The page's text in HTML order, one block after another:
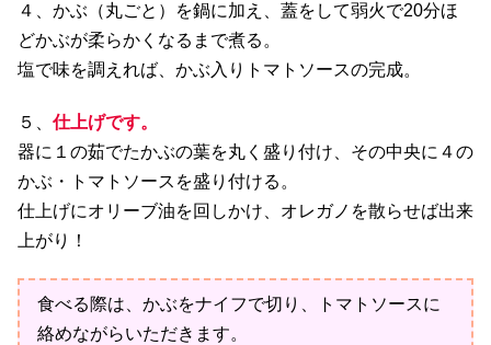
４、かぶ（丸ごと）を鍋に加え、蓋をして弱火で20分ほ
どかぶが柔らかくなるまで煮る。
塩で味を調えれば、かぶ入りトマトソースの完成。
５、 仕上げです。
器に１の茹でたかぶの葉を丸く盛り付け、その中央に４の
かぶ・トマトソースを盛り付ける。
仕上げにオリーブ油を回しかけ、オレガノを散らせば出来
上がり！
食べる際は、かぶをナイフで切り、トマトソースに
絡めながらいただきます。